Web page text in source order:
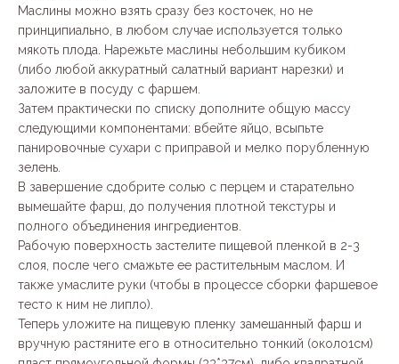
Маслины можно взять сразу без косточек, но не
принципиально, в любом случае используется только
мякоть плода. Нарежьте маслины небольшим кубиком
(либо любой аккуратный салатный вариант нарезки) и
заложите в посуду с фаршем.
Затем практически по списку дополните общую массу
следующими компонентами: вбейте яйцо, всыпьте
панировочные сухари с приправой и мелко порубленную
зелень.
В завершение сдобрите солью с перцем и старательно
вымешайте фарш, до получения плотной текстуры и
полного объединения ингредиентов.
Рабочую поверхность застелите пищевой пленкой в 2-3
слоя, после чего смажьте ее растительным маслом. И
также умаслите руки (чтобы в процессе сборки фаршевое
тесто к ним не липло).
Теперь уложите на пищевую пленку замешанный фарш и
вручную растяните его в относительно тонкий (около1см)